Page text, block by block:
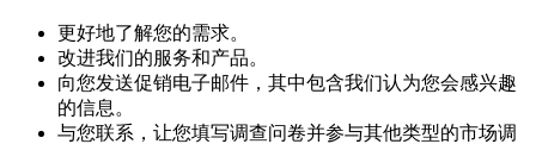
更好地了解您的需求。
改进我们的服务和产品。
向您发送促销电子邮件，其中包含我们认为您会感兴趣
的信息。
与您联系，让您填写调查问卷并参与其他类型的市场调